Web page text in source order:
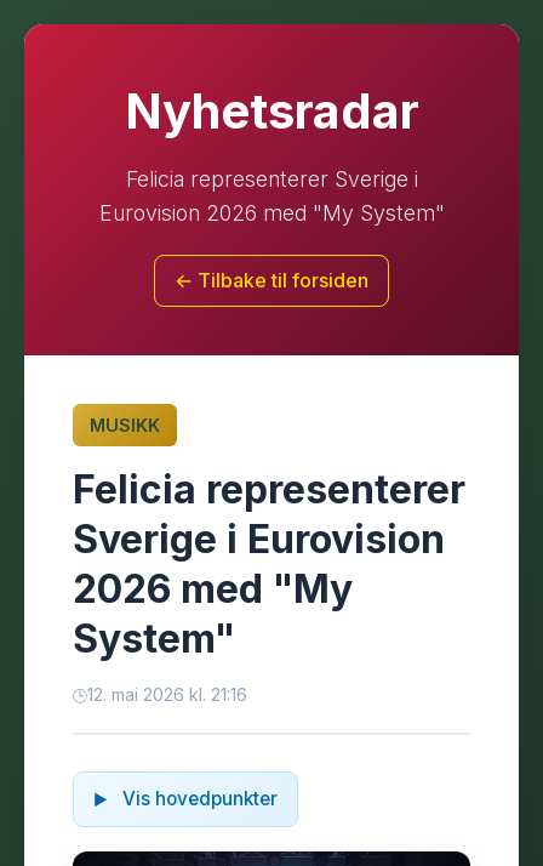
Nyhetsradar
Felicia representerer Sverige i
Eurovision 2026 med "My System"
← Tilbake til forsiden
MUSIKK
Felicia representerer
Sverige i Eurovision
2026 med "My
System"
12. mai 2026 kl. 21:16
Vis hovedpunkter